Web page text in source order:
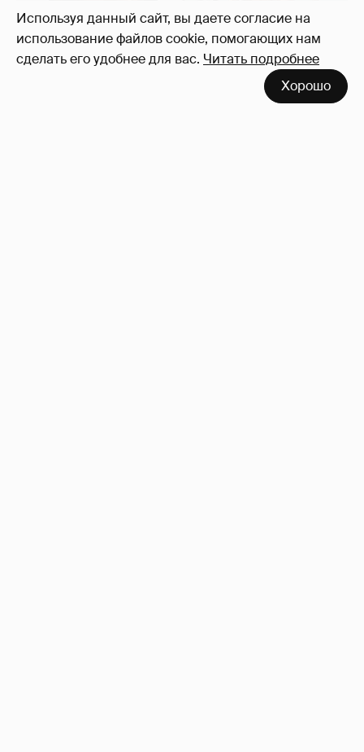
Используя данный сайт, вы даете согласие на
использование файлов cookie, помогающих нам
сделать его удобнее для вас. Читать подробнее
Хорошо